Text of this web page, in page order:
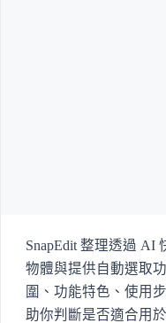
SnapEdit 整理透過 AI
物體與提供自動選取
圍、功能特色、使用
助你判斷是否適合用